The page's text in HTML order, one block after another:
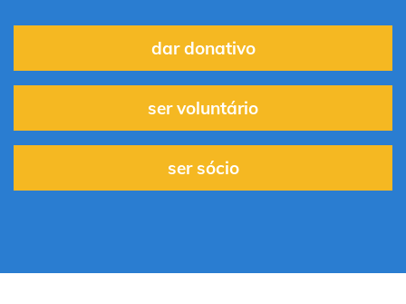
dar donativo
ser voluntário
ser sócio